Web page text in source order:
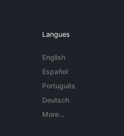
Langues
English
Español
Português
Deutsch
More...